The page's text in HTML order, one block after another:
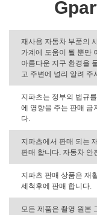
재사용 자동차 부품의
가계에 도움이 될 뿐만
아름다운 지구 환경을
고 주변에 널리 알려 주
지파츠는 정부의 법규
에 영향을 주는 판매 금
다.
지파츠에서 판매 되는
판매 합니다. 자동차 안
지파츠 판매 상품은 재
세척후에 판매 합니다.
모든 제품은 촬영 원본